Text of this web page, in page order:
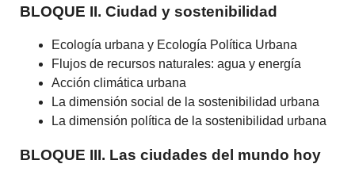
BLOQUE II. Ciudad y sostenibilidad
Ecología urbana y Ecología Política Urbana
Flujos de recursos naturales: agua y energía
Acción climática urbana
La dimensión social de la sostenibilidad urbana
La dimensión política de la sostenibilidad urbana
BLOQUE III. Las ciudades del mundo hoy